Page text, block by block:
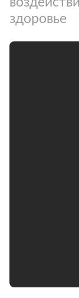
здоровье